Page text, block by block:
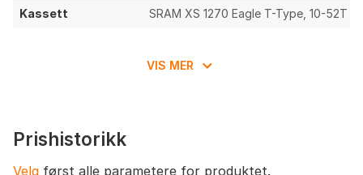
Kassett SRAM XS 1270 Eagle T-Type, 10-52T
SRAM 90 Eagle T-Type, Single Click,
Bremsemerke SRAM
VIS MER
Prishistorikk
Velg først alle parametere for produktet.